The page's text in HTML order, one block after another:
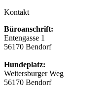
Kontakt
Büroanschrift:
Entengasse 1
56170 Bendorf
Hundeplatz:
Weitersburger Weg
56170 Bendorf